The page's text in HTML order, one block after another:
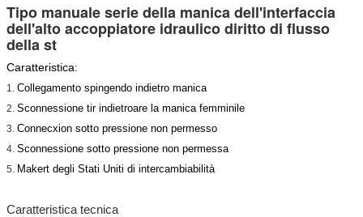
Tipo manuale serie della manica dell'interfaccia
dell'alto accoppiatore idraulico diritto di flusso
della st
Caratteristica:
1. Collegamento spingendo indietro manica
2. Sconnessione tir indietroare la manica femminile
3. Connecxion sotto pressione non permesso
4. Sconnessione sotto pressione non permessa
5. Makert degli Stati Uniti di intercambiabilità
Caratteristica tecnica